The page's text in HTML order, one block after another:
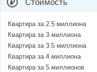
Стоимость
Квартира за 2.5 миллиона
Квартира за 3 миллиона
Квартира за 3.5 миллиона
Квартира за 4 миллиона
Квартира за 5 миллионов